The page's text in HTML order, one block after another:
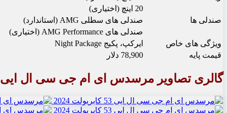
20 اینچ (اختیاری)
صندلی ها
صندلی های سطلی AMG (استاندارد)
صندلی های AMG Performance (اختیاری)
ویژگی های خاص
ایرکپ، پکیج Night Package
قیمت پایه
78,900 دلار
گالری تصاویر مرسدس ای ام جی سی ال ایی 53 کابریولت 2024